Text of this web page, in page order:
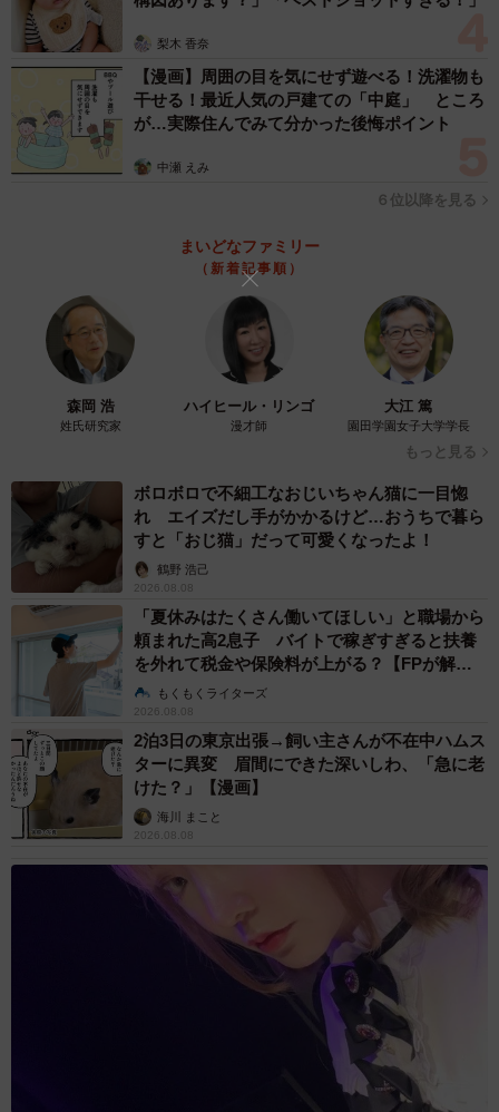
「大好きな人」が帰ってきたのを見つけて、嬉しそうに巻き尻尾を振る
柴犬、ハルちゃん。プリプリの尻尾が可愛過ぎる♡（動画からキャプチ
ャー／提供：柴犬ハルさん）
「あれ？通り過ぎた……『大好きな人』じゃなかったのかな…？」（動
画からキャプチャー／提供：柴犬ハルさん）
ーーご家族でしたか！ご主人はなぜ「知らんぷり」を…？
「私がハルと公園にいる時に夫が仕事から自転車に乗って
梨木 香奈
【漫画】周囲の目を気にせず遊べる！洗濯物も
干せる！最近人気の戸建ての「中庭」 ところ
が…実際住んでみて分かった後悔ポイント
中瀬 えみ
６位以降を見る
まいどなファミリー
（新着記事順）
森岡 浩
姓氏研究家
ハイヒール・リンゴ
漫才師
大江 篤
園田学園女子大学学長
もっと見る
ボロボロで不細工なおじいちゃん猫に一目惚
れ エイズだし手がかかるけど…おうちで暮ら
すと「おじ猫」だって可愛くなったよ！
鶴野 浩己
2026.08.08
「夏休みはたくさん働いてほしい」と職場から
頼まれた高2息子 バイトで稼ぎすぎると扶養
を外れて税金や保険料が上がる？【FPが解
説】もくもくライターズ
2026.08.08
2泊3日の東京出張→飼い主さんが不在中ハムス
ターに異変 眉間にできた深いしわ、「急に老
けた？」【漫画】
海川 まこと
2026.08.08